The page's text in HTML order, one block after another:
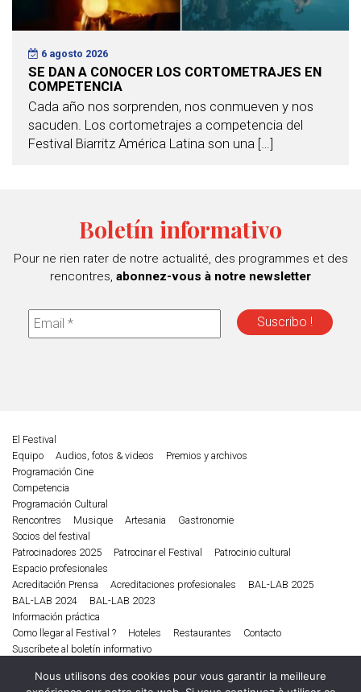
6 agosto 2026
SE DAN A CONOCER LOS CORTOMETRAJES EN
COMPETENCIA
Cada año nos sorprenden, nos conmueven y nos
sacuden. Los cortometrajes a competencia del
Festival Biarritz América Latina son una […]
Boletín informativo
Pour ne rien rater de notre actualité, des programmes et des
rencontres, abonnez-vous à notre newsletter
El Festival
Equipo
Audios, fotos & videos
Premios y archivos
Programación Cine
Competencia
Programación Cultural
Rencontres
Musique Artesania
Gastronomie
Socios del festival
Patrocinadores 2025
Patrocinar el Festival
Patrocinio cultural
Espacio profesionales
Acreditación Prensa
Acreditaciones profesionales
BAL-LAB 2025
BAL-LAB 2024
BAL-LAB 2023
Información práctica
Como llegar al Festival ?
Hoteles Restaurantes
Contacto
Suscríbete al boletín informativo
Musique Literatura
Debates conversatorio
Nous utilisons des cookies pour vous garantir la meilleure